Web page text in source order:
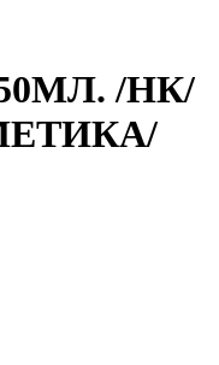
/НК/